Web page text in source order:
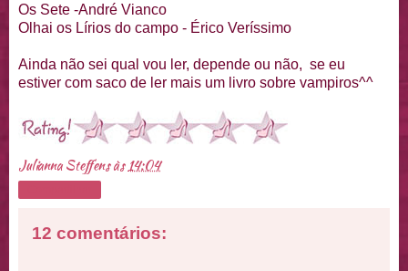
Os Sete -André Vianco
Olhai os Lírios do campo - Érico Veríssimo
Ainda não sei qual vou ler, depende ou não, se eu
estiver com saco de ler mais um livro sobre vampiros^^
Julianna Steffensàs 14:04
12 comentários: